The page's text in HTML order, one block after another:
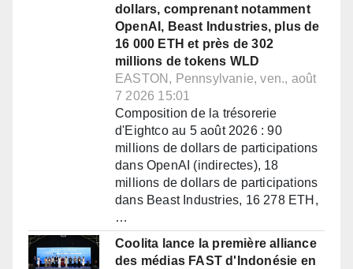
dollars, comprenant notamment
OpenAI, Beast Industries, plus de
16 000 ETH et près de 302
millions de tokens WLD
EASTON, Pennsylvanie, ven., août
7 2026 15:01
Composition de la trésorerie
d'Eightco au 5 août 2026 : 90
millions de dollars de participations
dans OpenAI (indirectes), 18
millions de dollars de participations
dans Beast Industries, 16 278 ETH,
…
Coolita lance la première alliance
des médias FAST d'Indonésie en